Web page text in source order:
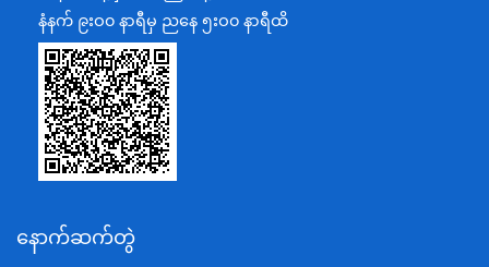
ပြန်ကြားရေးဝန်ကြီးဌာန
သာသနာရေးနှင့် ယဉ်ကျေးမှုဝန်ကြီးဌာန
စိုက်ပျိုးရေး၊မွေးမြူရေးနှင့်ဆည်မြောင်းဝန်ကြီးဌာန
ပို့ဆောင်ရေးနှင့်ဆက်သွယ်ရေးဝန်ကြီးဌာန
သယံဇာတနှင့်ပတ်ဝန်းကျင်ထိန်းသိမ်းရေးဝန်ကြီးဌာန
အလုပ်သမား၊လူဝင်မှုကြီးကြပ်ရေးနှင့်ပြည်သူ့အင်အား
နံနက် ၉းဝ၀ နာရီမှ ညနေ ၅းဝ၀ နာရီထိ
နောက်ဆက်တွဲ